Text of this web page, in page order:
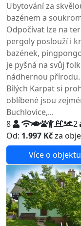
Ubytování za
bazénem a
Odpočívat lze na
pergoly poslouží i
bazének,
je pyšná na svůj
nádhernou
Bílých Karpat si
oblíbené jsou
Buchlovice,...
8
2
Od: 1.997 Kčza
Více o objektu